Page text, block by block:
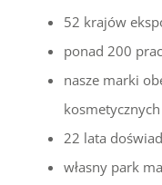
52 krajów
ponad 200
nasze marki
kosmetycznych
22 lata
własny park